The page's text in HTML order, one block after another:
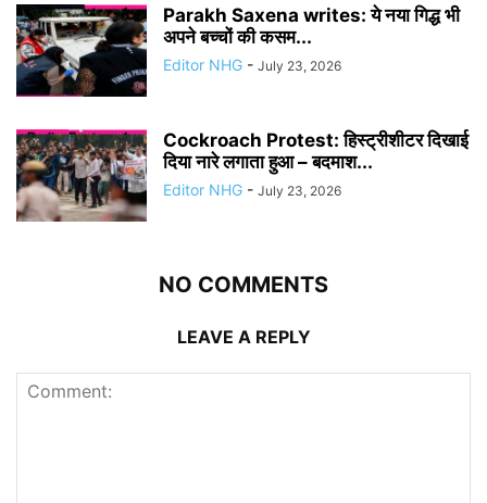
Parakh Saxena writes: ये नया गिद्ध भी
अपने बच्चों की कसम...
Editor NHG - July 23, 2026
Cockroach Protest: हिस्ट्रीशीटर दिखाई
दिया नारे लगाता हुआ – बदमाश...
Editor NHG - July 23, 2026
NO COMMENTS
LEAVE A REPLY